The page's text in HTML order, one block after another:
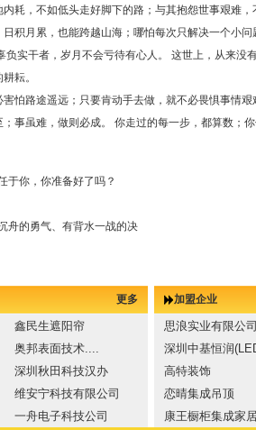
耗，不如低头走好脚下的路；与其抱怨世事艰难
积月累，也能跨越山海；哪怕每次只解决一个小
负实干者，岁月不会亏待有心人。 这世上，从来没
耘。
怕路途遥远；只要肯动手去做，就不必畏惧事情
事虽难，做则必成。 你走过的每一步，都算数；
于你，你准备好了吗？
舟的勇气、有背水一战的决
更多
鑫民生遮阳帘
奥邦表面技术....
深圳秋田科技汉办
维安宁科技有限公司
一舟电子科技公司
加盟企业
思浪实业有限公
深圳中基恒润
高特装饰
恋晴集成吊顶
康王橱柜集成家